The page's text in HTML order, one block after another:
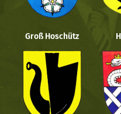
Groß Hoschütz